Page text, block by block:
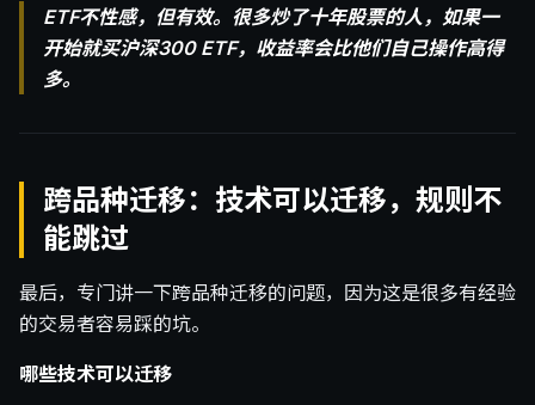
ETF不性感，但有效。很多炒了十年股票的人，如果一
开始就买沪深300 ETF，收益率会比他们自己操作高得
多。
跨品种迁移：技术可以迁移，规则不
能跳过
最后，专门讲一下跨品种迁移的问题，因为这是很多有经验
的交易者容易踩的坑。
哪些技术可以迁移